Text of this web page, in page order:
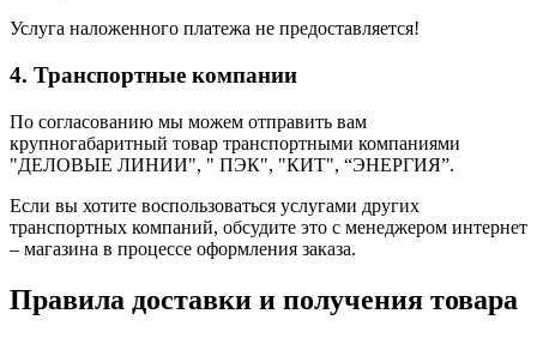
Услуга наложенного платежа не предоставляется!
4. Транспортные компании
По согласованию мы можем отправить вам
крупногабаритный товар транспортными компаниями
"ДЕЛОВЫЕ ЛИНИИ", " ПЭК", "КИТ", “ЭНЕРГИЯ”.
Если вы хотите воспользоваться услугами других
транспортных компаний, обсудите это с менеджером интернет
– магазина в процессе оформления заказа.
Правила доставки и получения товара